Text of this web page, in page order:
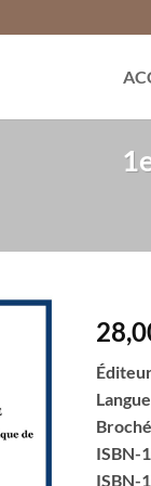
ISBN-
ISBN-